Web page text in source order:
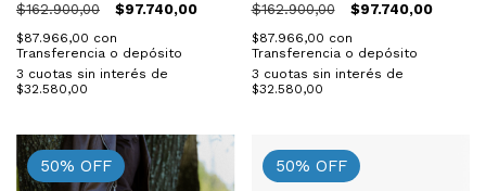
$162.900,00 $97.740,00
$87.966,00 con
Transferencia o depósito
3 cuotas sin interés de
$32.580,00
$162.900,00 $97.740,00
$87.966,00 con
Transferencia o depósito
3 cuotas sin interés de
$32.580,00
50% OFF 50% OFF